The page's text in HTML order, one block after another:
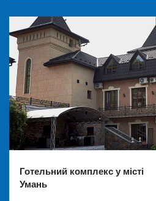
Готельний комплекс у місті
Умань